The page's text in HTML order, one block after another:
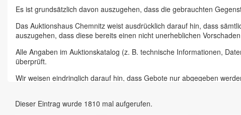
Es ist grundsätzlich davon auszugehen, dass die gebrauchten
Das Auktionshaus Chemnitz weist ausdrücklich darauf hin, dass
auszugehen, dass diese bereits einen nicht unerheblichen
Alle Angaben im Auktionskatalog (z. B. technische Informationen,
überprüft.
Wir weisen eindringlich darauf hin, dass Gebote nur abgegeben
Online Bieter, Bieter bei Vor-Ort-Versteigerungen direkt beim
Dieser Eintrag wurde 1810 mal aufgerufen.